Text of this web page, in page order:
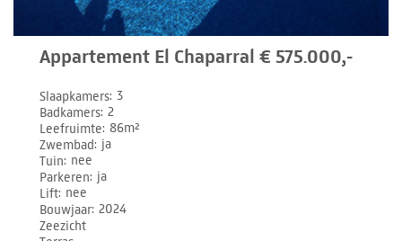
Appartement El Chaparral € 575.000,-
Slaapkamers 3
Badkamers 2
Leefruimte 86m²
Zwembad ja
Tuin nee
Parkeren ja
Lift nee
Bouwjaar 2024
Zeezicht